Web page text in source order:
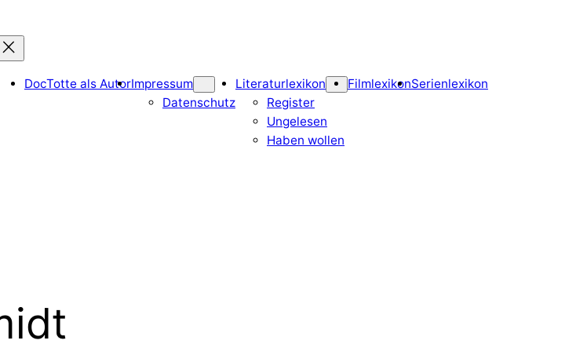
DocTotte als AutorImpressum
Datenschutz
Literaturlexikon
Register
Ungelesen
Haben wollen
FilmlexikonSerienlexikon